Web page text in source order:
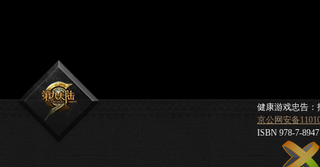
健康游戏忠告：
京公网安备
ISBN 978-7-